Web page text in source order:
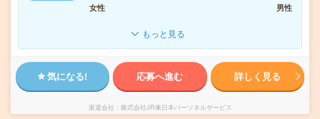
女性
男性
もっと見る
気になる! 応募へ進む 詳しく見る
派遣会社 株式会社JR東日本パーソネルサービス